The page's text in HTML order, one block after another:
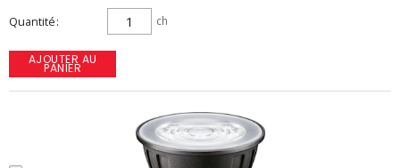
Quantité ch
AJOUTER AU
PANIER